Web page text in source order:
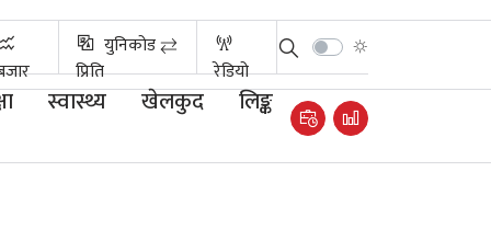
युनिकोड ⇄
प्रिति
रेडियो
स्वास्थ्य खेलकुद लिङ्क